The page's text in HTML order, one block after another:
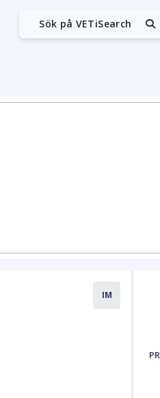
Sök på VETiSearch
IM